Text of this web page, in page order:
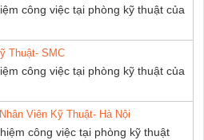
công việc tại phòng kỹ thuật của
Thuật- SMC
công việc tại phòng kỹ thuật của
Viên Kỹ Thuật- Hà Nội
công việc tại phòng kỹ thuật